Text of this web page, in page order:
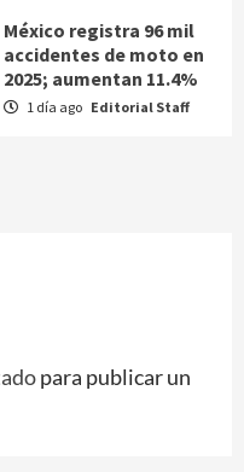
México registra 96 mil
accidentes de moto en
2025; aumentan 11.4%
1 día ago Editorial Staff
para publicar un